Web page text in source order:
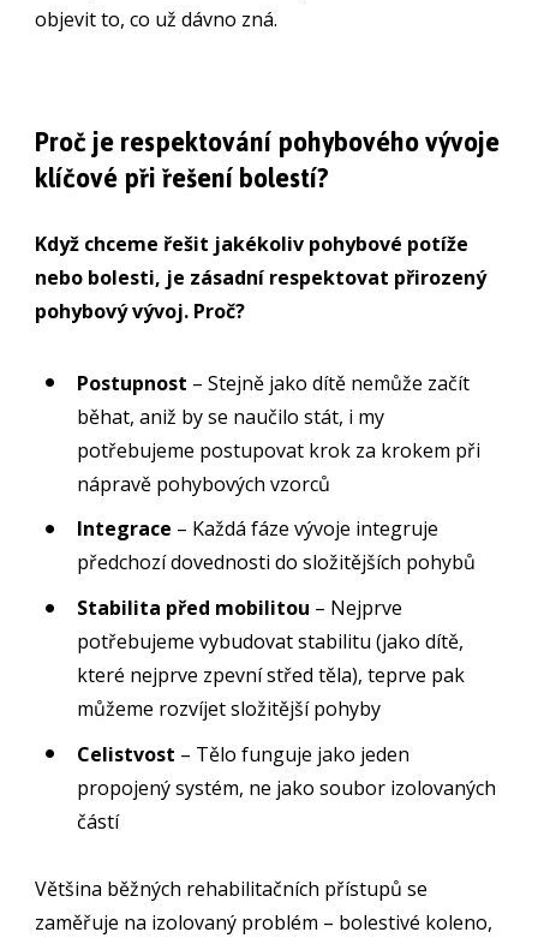
objevit to, co už dávno zná.
Proč je respektování pohybového vývoje
klíčové při řešení bolestí?
Když chceme řešit jakékoliv pohybové potíže
nebo bolesti, je zásadní respektovat přirozený
pohybový vývoj. Proč?
Postupnost – Stejně jako dítě nemůže začít
běhat, aniž by se naučilo stát, i my
potřebujeme postupovat krok za krokem při
nápravě pohybových vzorců
Integrace – Každá fáze vývoje integruje
předchozí dovednosti do složitějších pohybů
Stabilita před mobilitou – Nejprve
potřebujeme vybudovat stabilitu (jako dítě,
které nejprve zpevní střed těla), teprve pak
můžeme rozvíjet složitější pohyby
Celistvost – Tělo funguje jako jeden
propojený systém, ne jako soubor izolovaných
částí
Většina běžných rehabilitačních přístupů se
zaměřuje na izolovaný problém – bolestivé koleno,